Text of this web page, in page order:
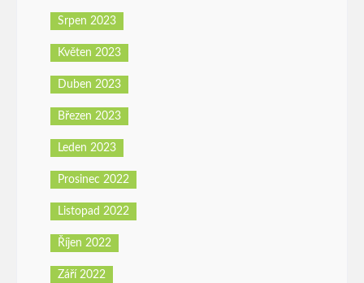
Srpen 2023
Květen 2023
Duben 2023
Březen 2023
Leden 2023
Prosinec 2022
Listopad 2022
Říjen 2022
Září 2022